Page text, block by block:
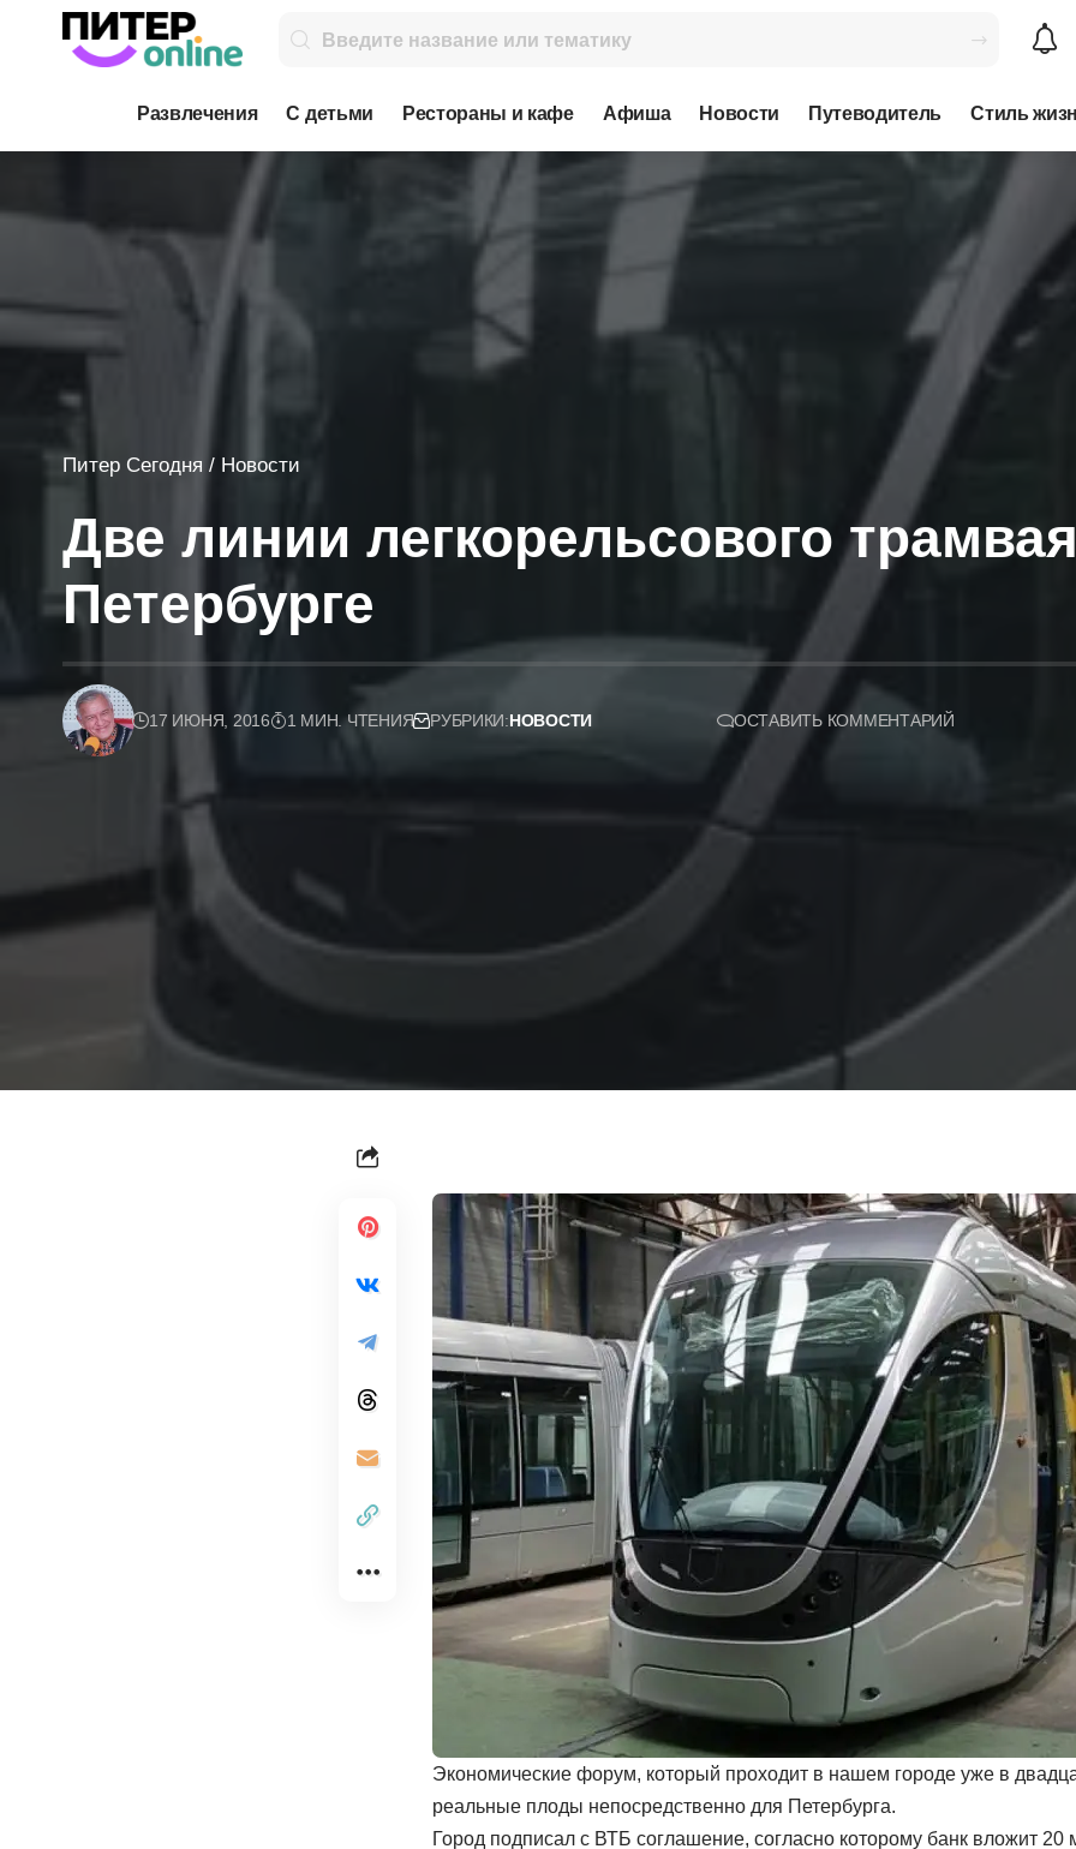
Развлечения С детьми Рестораны и кафе Афиша Новости Путеводитель Стиль
Питер Сегодня / Новости
Две линии легкорельсового
Петербурге
17 ИЮНЯ, 2016 1 МИН. ЧТЕНИЯ РУБРИКИ:НОВОСТИ ОСТАВИТЬ КОММЕНТАРИЙ
Экономические форум, который проходит в нашем городе уже в
реальные плоды непосредственно для Петербурга.
Город подписал с ВТБ соглашение, согласно которому банк вложит 20